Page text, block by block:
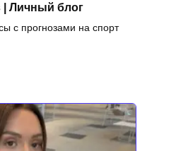
Личный блог
с прогнозами на спорт